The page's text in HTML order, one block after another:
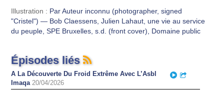
Illustration : Par Auteur inconnu (photographer, signed
"Cristel") — Bob Claessens, Julien Lahaut, une vie au service
du peuple, SPE Bruxelles, s.d. (front cover), Domaine public
Épisodes liés
A La Découverte Du Froid Extrême Avec L’Asbl
Imaqa 20/04/2026
Play